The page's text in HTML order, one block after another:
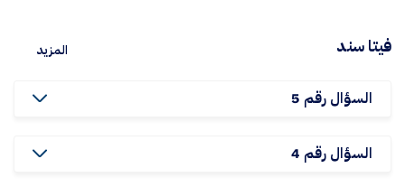
فيتا سند
السؤال رقم 5
السؤال رقم 4
المزيد